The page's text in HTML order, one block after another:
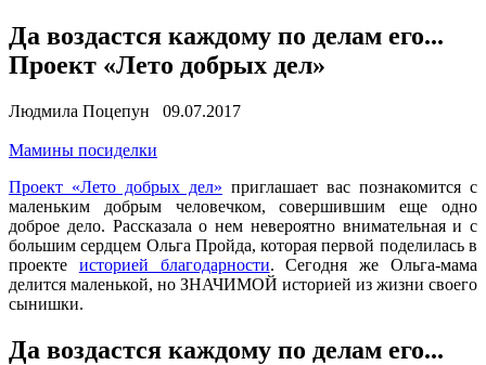
Да воздастся каждому по делам его...
Проект «Лето добрых дел»
Людмила Поцепун 09.07.2017
Мамины посиделки
Проект «Лето добрых дел» приглашает вас познакомится с
маленьким добрым человечком, совершившим еще одно
доброе дело. Рассказала о нем невероятно внимательная и с
большим сердцем Ольга Пройда, которая первой поделилась в
проекте историей благодарности. Сегодня же Ольга-мама
делится маленькой, но ЗНАЧИМОЙ историей из жизни своего
сынишки.
Да воздастся каждому по делам его...